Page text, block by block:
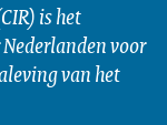
is het
voor
van het